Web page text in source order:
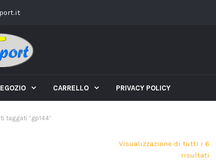
CARRELLO PRIVACY POLICY
taggati “gp144”
Visualizzazione di tutti i 6
risultati